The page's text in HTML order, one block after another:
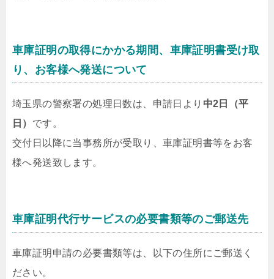
車庫証明の取得にかかる期間、車庫証明書受け取
り、お客様へ発送について
埼玉県の警察署の処理日数は、申請日より 中2日（平
日） です。
交付日以降に当事務所が受取り、車庫証明書等をお客
様へ発送致します。
車庫証明代行サービスの必要書類等のご郵送先
車庫証明申請の必要書類等は、以下の住所にご郵送く
ださい。